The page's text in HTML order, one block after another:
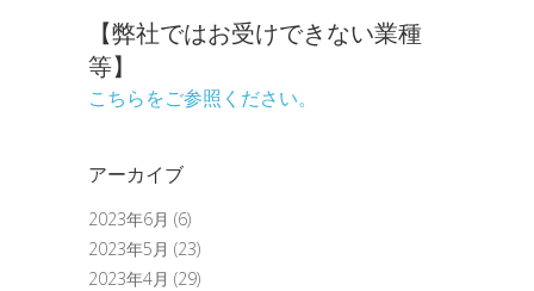
【弊社ではお受けできない業種
等】
こちらをご参照ください。
アーカイブ
2023年6月 (6)
2023年5月 (23)
2023年4月 (29)